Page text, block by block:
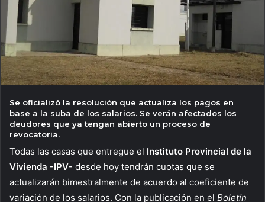
Se oficializó la resolución que actualiza los pagos en
base a la suba de los salarios. Se verán afectados los
deudores que ya tengan abierto un proceso de
revocatoria.
Todas las casas que entregue el Instituto Provincial de la
Vivienda -IPV- desde hoy tendrán cuotas que se
actualizarán bimestralmente de acuerdo al coeficiente de
variación de los salarios. Con la publicación en el Boletín